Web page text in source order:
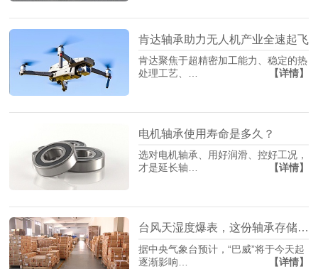
肯达轴承助力无人机产业全速起飞
肯达聚焦于超精密加工能力、稳定的热
处理工艺、…
【详情】
电机轴承使用寿命是多久？
选对电机轴承、用好润滑、控好工况，
才是延长轴…
【详情】
台风天湿度爆表，这份轴承存储指南请收藏
据中央气象台预计，“巴威”将于今天起
逐渐影响…
【详情】